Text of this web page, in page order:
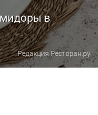
в
Редакция Ресторан.ру